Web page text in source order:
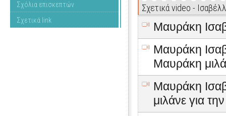
Σχόλια επισκεπτών
Σχετικά link
Σχετικά video -
Μαυράκη
Μαυράκη
Μαυράκη
Μαυράκη
μιλάνε για